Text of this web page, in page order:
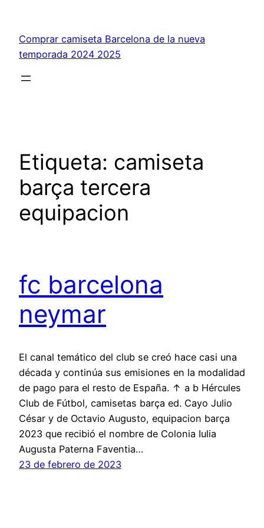
contenido
Comprar camiseta Barcelona de la nueva
temporada 2024 2025
Etiqueta: camiseta
barça tercera
equipacion
fc barcelona
neymar
El canal temático del club se creó hace casi una
década y continúa sus emisiones en la modalidad
de pago para el resto de España. ↑ a b Hércules
Club de Fútbol, camisetas barça ed. Cayo Julio
César y de Octavio Augusto, equipacion barça
2023 que recibió el nombre de Colonia Iulia
Augusta Paterna Faventia…
23 de febrero de 2023